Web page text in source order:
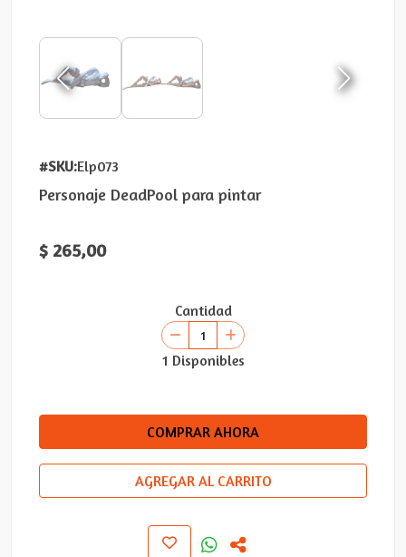
#SKU:Elp073
Personaje DeadPool para pintar
$ 265,00
Cantidad
1 Disponibles
COMPRAR AHORA
AGREGAR AL CARRITO